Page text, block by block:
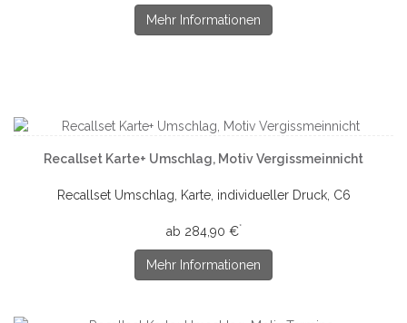
Mehr Informationen
Recallset Karte+ Umschlag, Motiv Vergissmeinnicht
Recallset Umschlag, Karte, individueller Druck, C6
ab 284,90 €*
Mehr Informationen